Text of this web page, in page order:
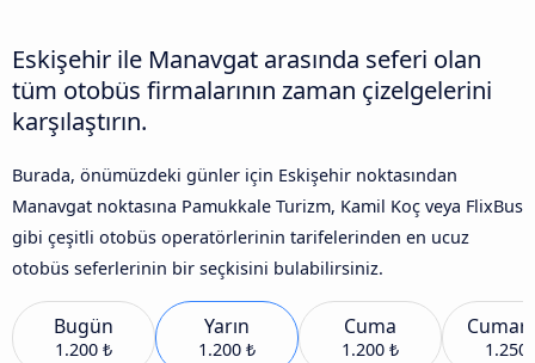
Eskişehir ile Manavgat arasında seferi olan
tüm otobüs firmalarının zaman çizelgelerini
karşılaştırın.
Burada, önümüzdeki günler için Eskişehir noktasından
Manavgat noktasına Pamukkale Turizm, Kamil Koç veya FlixBus
gibi çeşitli otobüs operatörlerinin tarifelerinden en ucuz
otobüs seferlerinin bir seçkisini bulabilirsiniz.
Bugün
1.200 ₺
Yarın
1.200 ₺
Cuma
1.200 ₺ 1.250